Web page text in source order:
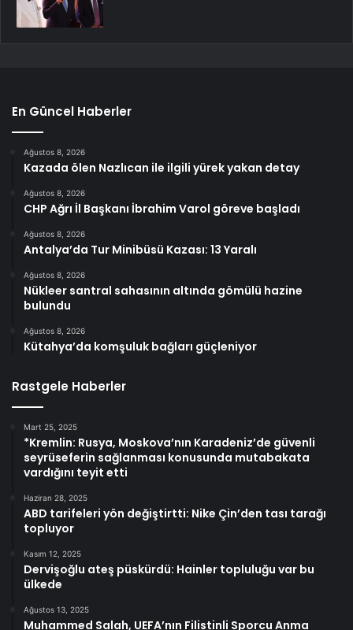
En Güncel Haberler
Ağustos 8, 2026
Kazada ölen Nazlıcan ile ilgili yürek yakan detay
Ağustos 8, 2026
CHP Ağrı İl Başkanı İbrahim Varol göreve başladı
Ağustos 8, 2026
Antalya’da Tur Minibüsü Kazası: 13 Yaralı
Ağustos 8, 2026
Nükleer santral sahasının altında gömülü hazine
bulundu
Ağustos 8, 2026
Kütahya’da komşuluk bağları güçleniyor
Rastgele Haberler
Mart 25, 2025
*Kremlin: Rusya, Moskova’nın Karadeniz’de güvenli
seyrüseferin sağlanması konusunda mutabakata
vardığını teyit etti
Haziran 28, 2025
ABD tarifeleri yön değiştirtti: Nike Çin’den tası tarağı
topluyor
Kasım 12, 2025
Dervişoğlu ateş püskürdü: Hainler topluluğu var bu
ülkede
Ağustos 13, 2025
Muhammed Salah, UEFA’nın Filistinli Sporcu Anma